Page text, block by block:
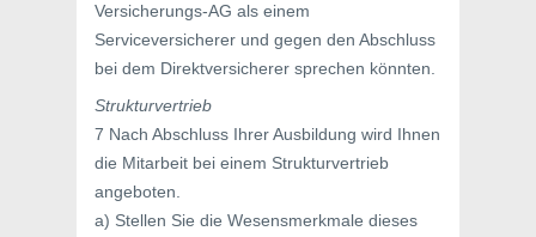
Versicherungs-AG als einem
Serviceversicherer und gegen den Abschluss
bei dem Direktversicherer sprechen könnten.
Strukturvertrieb
7 Nach Abschluss Ihrer Ausbildung wird Ihnen
die Mitarbeit bei einem Strukturvertrieb
angeboten.
a) Stellen Sie die Wesensmerkmale dieses